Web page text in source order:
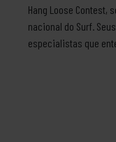
Hang Loose Contest,
nacional do Surf.
especialistas que